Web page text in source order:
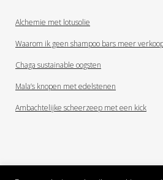
Alchemie met lotusolie
Waarom ik geen shampoo bars meer
Chaga sustainable oogsten
Mala’s knopen met edelstenen
Ambachtelijke scheerzeep met een kick